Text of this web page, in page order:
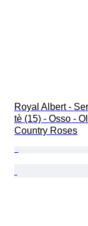
Royal Albert -
tè (15) - Osso -
Country Roses